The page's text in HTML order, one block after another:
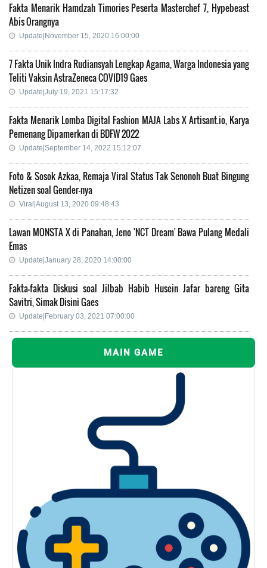
Fakta Menarik Hamdzah Timories Peserta Masterchef 7, Hypebeast
Abis Orangnya
Update|November 15, 2020 16:00:00
7 Fakta Unik Indra Rudiansyah Lengkap Agama, Warga Indonesia yang
Teliti Vaksin AstraZeneca COVID19 Gaes
Update|July 19, 2021 15:17:32
Fakta Menarik Lomba Digital Fashion MAJA Labs X Artisant.io, Karya
Pemenang Dipamerkan di BDFW 2022
Update|September 14, 2022 15:12:07
Foto & Sosok Azkaa, Remaja Viral Status Tak Senonoh Buat Bingung
Netizen soal Gender-nya
Viral|August 13, 2020 09:48:43
Lawan MONSTA X di Panahan, Jeno 'NCT Dream' Bawa Pulang Medali
Emas
Update|January 28, 2020 14:00:00
Fakta-fakta Diskusi soal Jilbab Habib Husein Jafar bareng Gita
Savitri, Simak Disini Gaes
Update|February 03, 2021 07:00:00
MAIN GAME